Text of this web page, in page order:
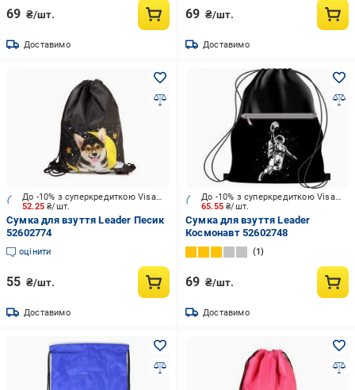
69 ₴/шт.
Доставимо
69 ₴/шт.
Доставимо
52.25₴/шт.
До -10% з суперкредиткою Visa Вигода
Сумка для взуття Leader Песик
52602774
оцінити
55 ₴/шт.
Доставимо
65.55₴/шт.
До -10% з суперкредиткою Visa Вигода
Сумка для взуття Leader
Космонавт 52602748
1
69 ₴/шт.
Доставимо